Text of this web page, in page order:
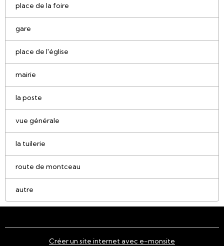
place de la foire
gare
place de l'église
mairie
la poste
vue générale
la tuilerie
route de montceau
autre
Créer un site internet avec e-monsite